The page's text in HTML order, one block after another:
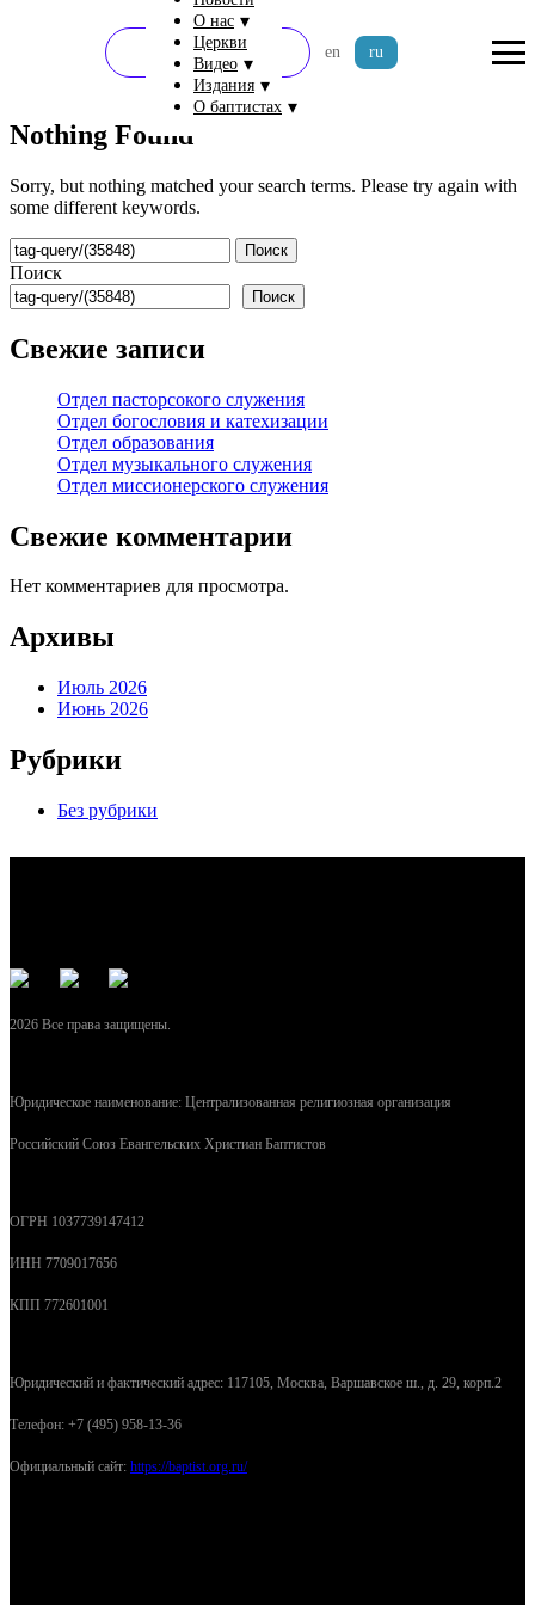
О нас ▾
Церкви
Видео ▾
Издания ▾
О баптистах ▾
Пожертвовать en ru
Nothing Found
Sorry, but nothing matched your search terms. Please try again with
some different keywords.
Найти:
Поиск
Поиск
Свежие записи
Отдел пасторсокого служения
Отдел богословия и катехизации
Отдел образования
Отдел музыкального служения
Отдел миссионерского служения
Свежие комментарии
Нет комментариев для просмотра.
Архивы
Июль 2026
Июнь 2026
Рубрики
Без рубрики
2026 Все права защищены.
Юридическое наименование: Централизованная религиозная организация
Российский Союз Евангельских Христиан Баптистов
ОГРН 1037739147412
ИНН 7709017656
КПП 772601001
Юридический и фактический адрес: 117105, Москва, Варшавское ш., д. 29, корп.2
Телефон: +7 (495) 958-13-36
Официальный сайт: https://baptist.org.ru/